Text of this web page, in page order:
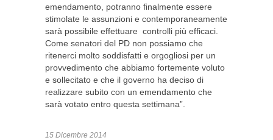
emendamento, potranno finalmente essere
stimolate le assunzioni e contemporaneamente
sarà possibile effettuare controlli più efficaci.
Come senatori del PD non possiamo che
ritenerci molto soddisfatti e orgogliosi per un
provvedimento che abbiamo fortemente voluto
e sollecitato e che il governo ha deciso di
realizzare subito con un emendamento che
sarà votato entro questa settimana”.
15 Dicembre 2014